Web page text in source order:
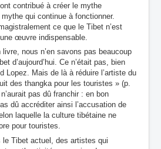
contribué à créer le mythe
qui continue à fonctionner.
ce que le Tibet n’est
œuvre indispensable.
nous n’en savons pas beaucoup
d’aujourd’hui. Ce n’était pas, bien
Lopez. Mais de là à réduire l’artiste du
des thangka pour les touristes » (p.
pas dû franchir : en bon
dû accréditer ainsi l’accusation de
laquelle la culture tibétaine ne
pour touristes.
le Tibet actuel, des artistes qui